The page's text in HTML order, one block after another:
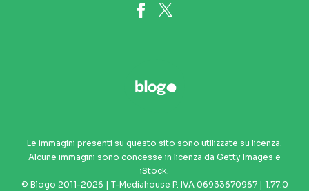
Le immagini presenti su questo sito sono utilizzate su licenza.
Alcune immagini sono concesse in licenza da Getty Images e
iStock.
© Blogo 2011-2026 | T-Mediahouse P. IVA 06933670967 | 1.77.0